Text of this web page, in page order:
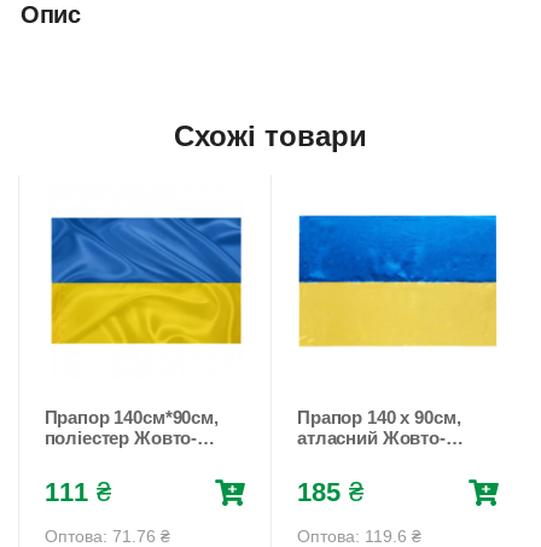
Опис
Схожі товари
Прапор 140см*90см,
поліестер Жовто-
(782008)
111 ₴
Оптова: 71.76 ₴
Прапор 140 х 90см,
атласний Жовто-
(782012)
185 ₴
Оптова: 119.6 ₴